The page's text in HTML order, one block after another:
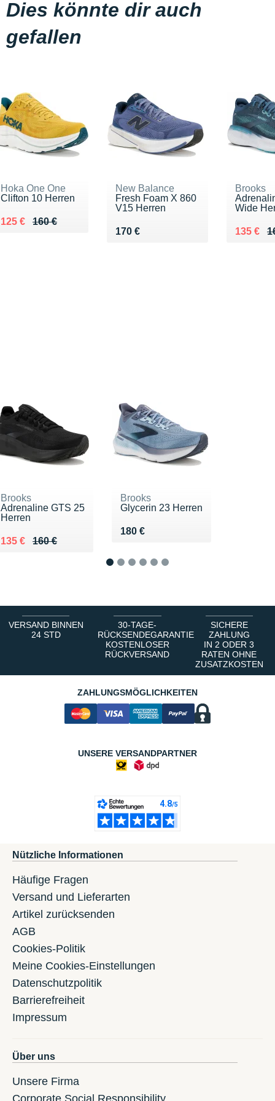
Dies könnte dir auch
gefallen
Hoka One One
Clifton 10 Herren
160 €
Au lieu de 160 €
125 €
Vendu 125 €
New Balance
Fresh Foam X 860
V15 Herren
170 €
Vendu 170 €
Brooks
Wide
Au lieu
135 €
Vendu
Brooks
Adrenaline GTS 25
Herren
160 €
Au lieu de 160 €
135 €
Vendu 135 €
Brooks
Glycerin 23 Herren
180 €
Vendu 180 €
VERSAND BINNEN
24 STD
30-TAGE-
RÜCKSENDEGARANTIE
KOSTENLOSER
RÜCKVERSAND
SICHERE
ZAHLUNG
IN 2 ODER 3
RATEN OHNE
ZUSATZKOSTEN
ZAHLUNGSMÖGLICHKEITEN
UNSERE VERSANDPARTNER
Nützliche Informationen
Häufige Fragen
Versand und Lieferarten
Artikel zurücksenden
AGB
Cookies-Politik
Meine Cookies-Einstellungen
Datenschutzpolitik
Barrierefreiheit
Impressum
Über uns
Unsere Firma